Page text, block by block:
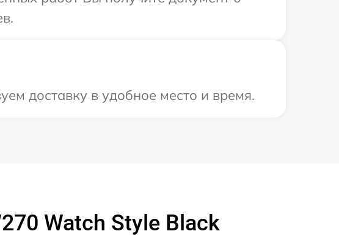
доставку в удобное место и время.
Watch Style Black